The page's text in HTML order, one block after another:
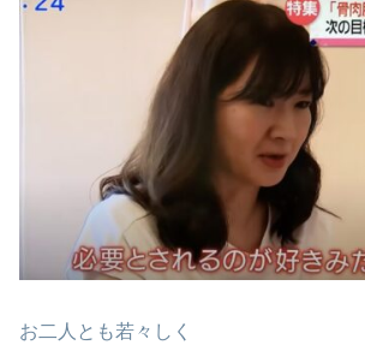
お二人とも若々しく